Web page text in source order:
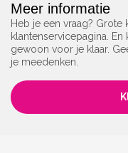
Meer informatie
Heb je een vraag?
klantenservicepagina.
gewoon voor je klaar.
je meedenken.